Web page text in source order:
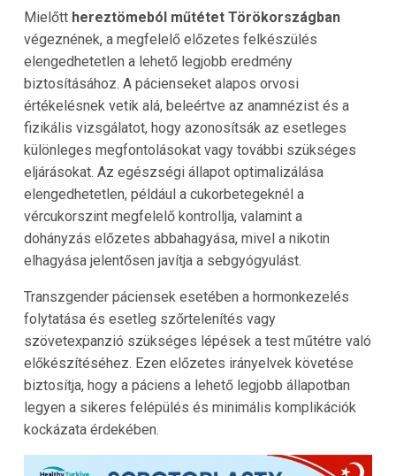
Mielőtt hereztömeból műtétet Törökországban
végeznének, a megfelelő előzetes felkészülés
elengedhetetlen a lehető legjobb eredmény
biztosításához. A pácienseket alapos orvosi
értékelésnek vetik alá, beleértve az anamnézist és a
fizikális vizsgálatot, hogy azonosítsák az esetleges
különleges megfontolásokat vagy további szükséges
eljárásokat. Az egészségi állapot optimalizálása
elengedhetetlen, például a cukorbetegeknél a
vércukorszint megfelelő kontrollja, valamint a
dohányzás előzetes abbahagyása, mivel a nikotin
elhagyása jelentősen javítja a sebgyógyulást.
Transzgender páciensek esetében a hormonkezelés
folytatása és esetleg szőrtelenítés vagy
szövetexpanzió szükséges lépések a test műtétre való
előkészítéséhez. Ezen előzetes irányelvek követése
biztosítja, hogy a páciens a lehető legjobb állapotban
legyen a sikeres felépülés és minimális komplikációk
kockázata érdekében.